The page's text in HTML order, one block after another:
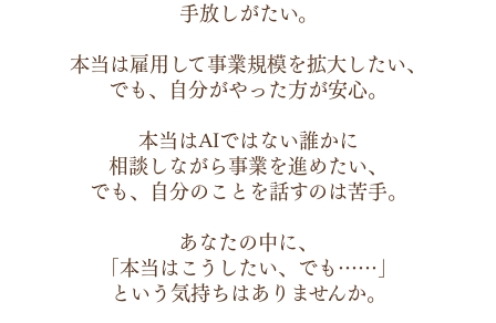
手放しがたい。
本当は雇用して事業規模を拡大したい、
でも、自分がやった方が安心。
本当はAIではない誰かに
相談しながら事業を進めたい、
でも、自分のことを話すのは苦手。
あなたの中に、
「本当はこうしたい、でも……」
という気持ちはありませんか。